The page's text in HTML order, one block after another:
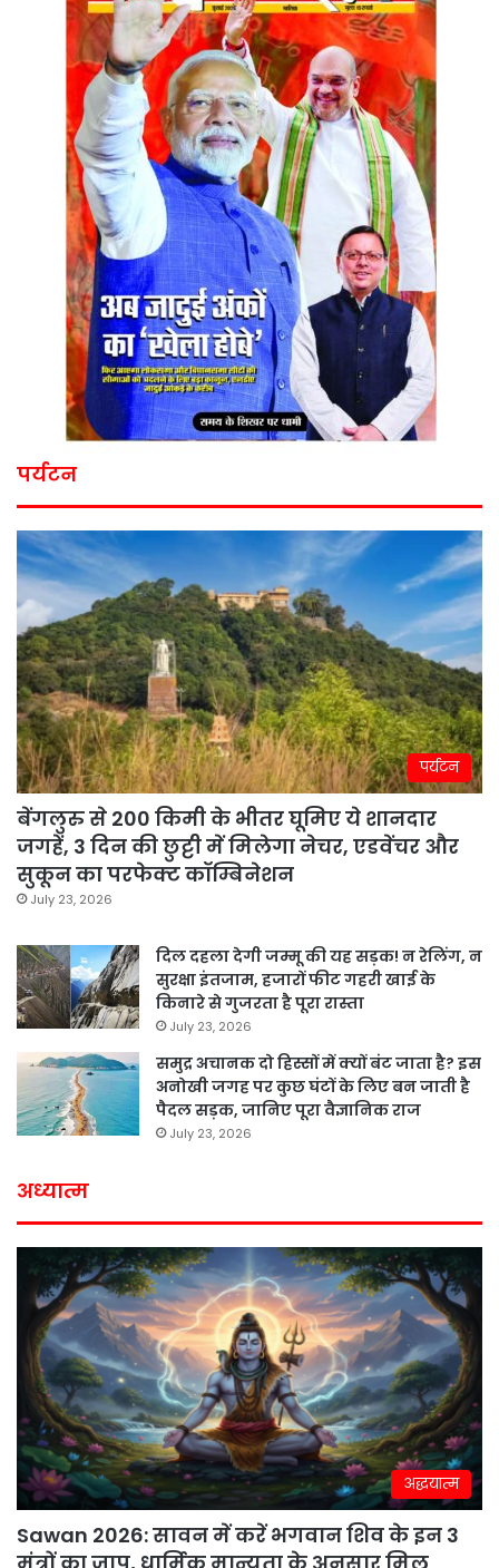
पर्यटन
पर्यटन
बेंगलुरु से 200 किमी के भीतर घूमिए ये शानदार
जगहें, 3 दिन की छुट्टी में मिलेगा नेचर, एडवेंचर और
सुकून का परफेक्ट कॉम्बिनेशन
July 23, 2026
दिल दहला देगी जम्मू की यह सड़क! न रेलिंग, न
सुरक्षा इंतजाम, हजारों फीट गहरी खाई के
किनारे से गुजरता है पूरा रास्ता
July 23, 2026
समुद्र अचानक दो हिस्सों में क्यों बंट जाता है? इस
अनोखी जगह पर कुछ घंटों के लिए बन जाती है
पैदल सड़क, जानिए पूरा वैज्ञानिक राज
July 23, 2026
अध्यात्म
अद्धयात्म
Sawan 2026: सावन में करें भगवान शिव के इन 3